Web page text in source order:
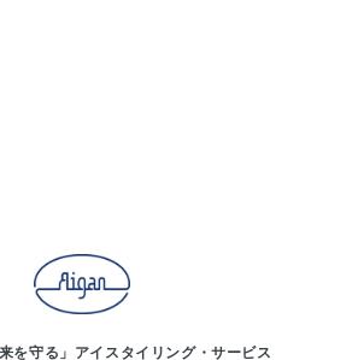
を守る」アイスタイリング・サービス